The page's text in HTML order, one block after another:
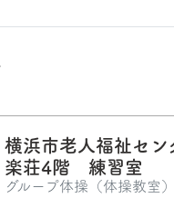
横浜市老人福祉セン
楽荘4階 練習室
グループ体操（体操教室）